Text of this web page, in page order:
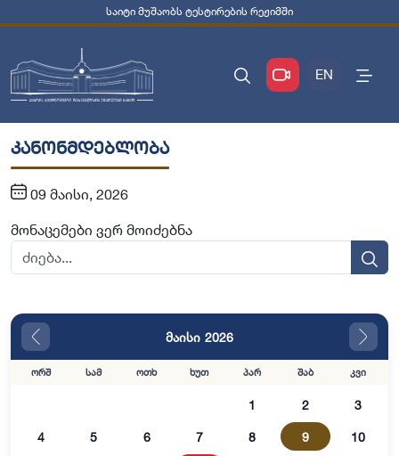
საიტი მუშაობს ტესტირების რეჟიმში
EN
კანონმდებლობა
09 მაისი, 2026
მონაცემები ვერ მოიძებნა
მაისი 2026
ორშ სამ ოთხ ხუთ პარ შაბ კვი
1 2 3
4 5 6 7 8 9 10